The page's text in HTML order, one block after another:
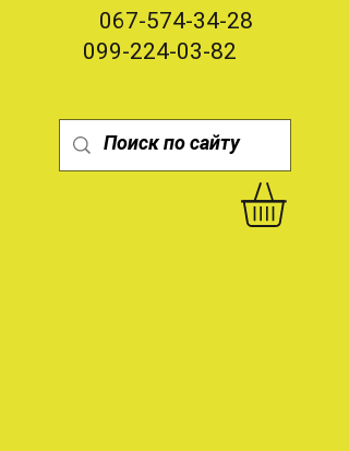
067-574-34-28
099-224-03-82